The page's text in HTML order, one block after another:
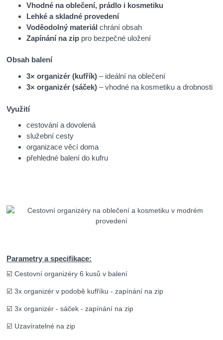
Vhodné na oblečení, prádlo i kosmetiku
Lehké a skladné provedení
Voděodolný materiál chrání obsah
Zapínání na zip pro bezpečné uložení
Obsah balení
3× organizér (kufřík) – ideální na oblečení
3× organizér (sáček) – vhodné na kosmetiku a drobnosti
Využití
cestování a dovolená
služební cesty
organizace věcí doma
přehledné balení do kufru
Parametry a specifikace:
☑️ Cestovní organizéry 6 kusů v balení
☑️ 3x organizér v podobě kufříku - zapínání na zip
☑️ 3x organizér - sáček - zapínání na zip
☑️ Uzavíratelné na zip